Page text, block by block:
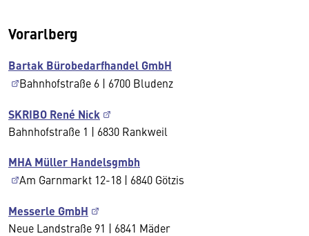
Vorarlberg
Bartak Bürobedarfhandel GmbH
Bahnhofstraße 6 | 6700 Bludenz
SKRIBO René Nick
Bahnhofstraße 1 | 6830 Rankweil
MHA Müller Handelsgmbh
Am Garnmarkt 12-18 | 6840 Götzis
Messerle GmbH
Neue Landstraße 91 | 6841 Mäder